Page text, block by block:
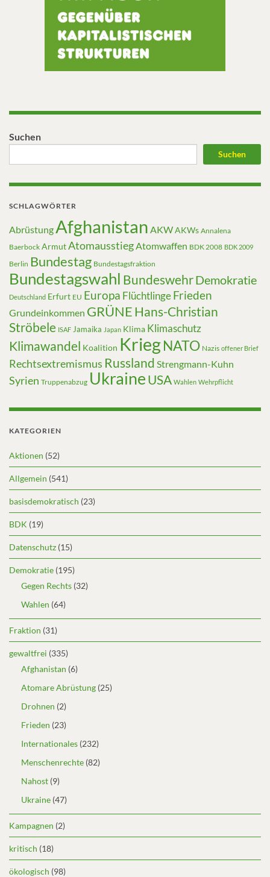
Suchen
Suchen
SCHLAGWÖRTER
Abrüstung Afghanistan AKWAKWs Annalena
Baerbock ArmutAtomausstiegAtomwaffen BDK 2008 BDK 2009
Berlin Bundestag Bundestagsfraktion
Bundestagswahl BundeswehrDemokratie
Deutschland Erfurt EU Europa FlüchtlingeFrieden
Grundeinkommen GRÜNE Hans-Christian
Ströbele ISAF Jamaika Japan Klima Klimaschutz
Klimawandel Koalition KriegNATO Nazis offener Brief
Rechtsextremismus Russland Strengmann-Kuhn
Syrien Truppenabzug UkraineUSA Wahlen Wehrpflicht
KATEGORIEN
Aktionen (52)
Allgemein (541)
basisdemokratisch (23)
BDK (19)
Datenschutz (15)
Demokratie (195)
Gegen Rechts (32)
Wahlen (64)
Fraktion (31)
gewaltfrei (335)
Afghanistan (6)
Atomare Abrüstung (25)
Drohnen (2)
Frieden (23)
Internationales (232)
Menschenrechte (82)
Nahost (9)
Ukraine (47)
Kampagnen (2)
kritisch (18)
ökologisch (98)